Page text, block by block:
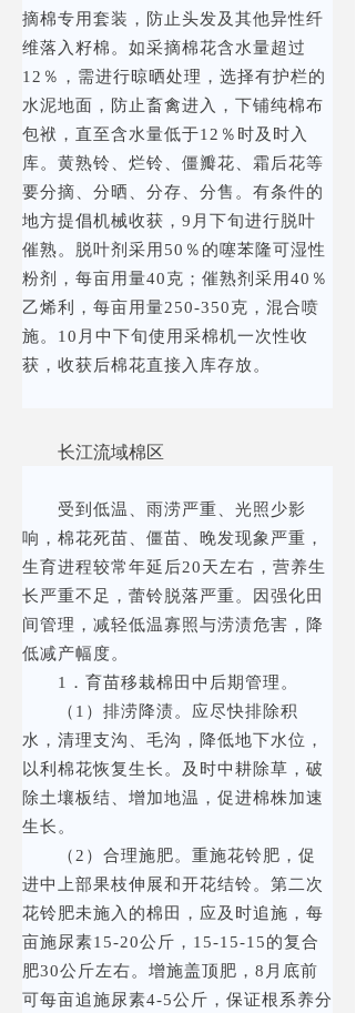
摘棉专用套装，防止头发及其他异性纤
维落入籽棉。如采摘棉花含水量超过
12％，需进行晾晒处理，选择有护栏的
水泥地面，防止畜禽进入，下铺纯棉布
包袱，直至含水量低于12％时及时入
库。黄熟铃、烂铃、僵瓣花、霜后花等
要分摘、分晒、分存、分售。有条件的
地方提倡机械收获，9月下旬进行脱叶
催熟。脱叶剂采用50％的噻苯隆可湿性
粉剂，每亩用量40克；催熟剂采用40％
乙烯利，每亩用量250-350克，混合喷
施。10月中下旬使用采棉机一次性收
获，收获后棉花直接入库存放。
长江流域棉区
受到低温、雨涝严重、光照少影
响，棉花死苗、僵苗、晚发现象严重，
生育进程较常年延后20天左右，营养生
长严重不足，蕾铃脱落严重。因强化田
间管理，减轻低温寡照与涝渍危害，降
低减产幅度。
1．育苗移栽棉田中后期管理。
（1）排涝降渍。应尽快排除积
水，清理支沟、毛沟，降低地下水位，
以利棉花恢复生长。及时中耕除草，破
除土壤板结、增加地温，促进棉株加速
生长。
（2）合理施肥。重施花铃肥，促
进中上部果枝伸展和开花结铃。第二次
花铃肥未施入的棉田，应及时追施，每
亩施尿素15-20公斤，15-15-15的复合
肥30公斤左右。增施盖顶肥，8月底前
可每亩追施尿素4-5公斤，保证根系养分